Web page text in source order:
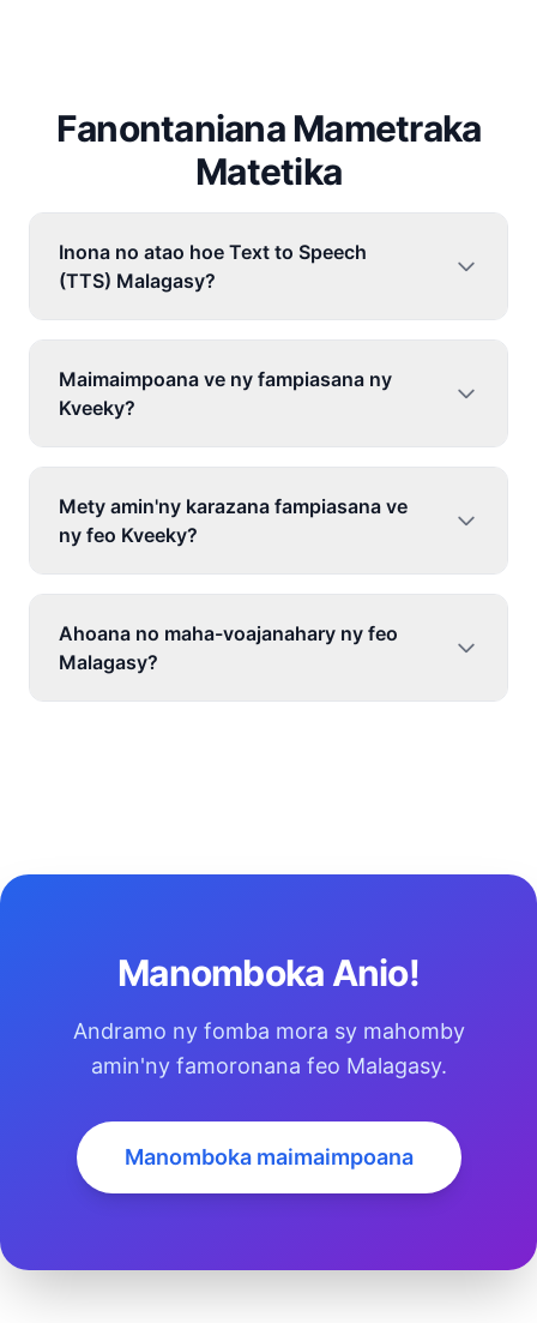
Fanontaniana Mametraka
Matetika
Inona no atao hoe Text to Speech
(TTS) Malagasy?
Maimaimpoana ve ny fampiasana ny
Kveeky?
Mety amin'ny karazana fampiasana ve
ny feo Kveeky?
Ahoana no maha-voajanahary ny feo
Malagasy?
Manomboka Anio!
Andramo ny fomba mora sy mahomby
amin'ny famoronana feo Malagasy.
Manomboka maimaimpoana